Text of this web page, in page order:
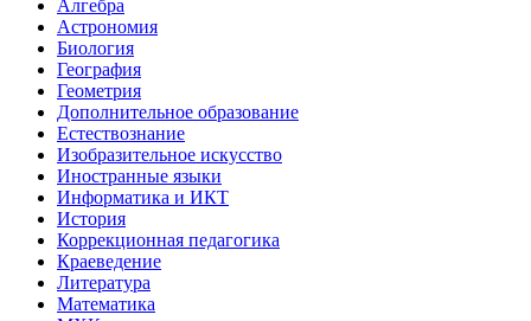
Алгебра
Астрономия
Биология
География
Геометрия
Дополнительное образование
Естествознание
Изобразительное искусство
Иностранные языки
Информатика и ИКТ
История
Коррекционная педагогика
Краеведение
Литература
Математика